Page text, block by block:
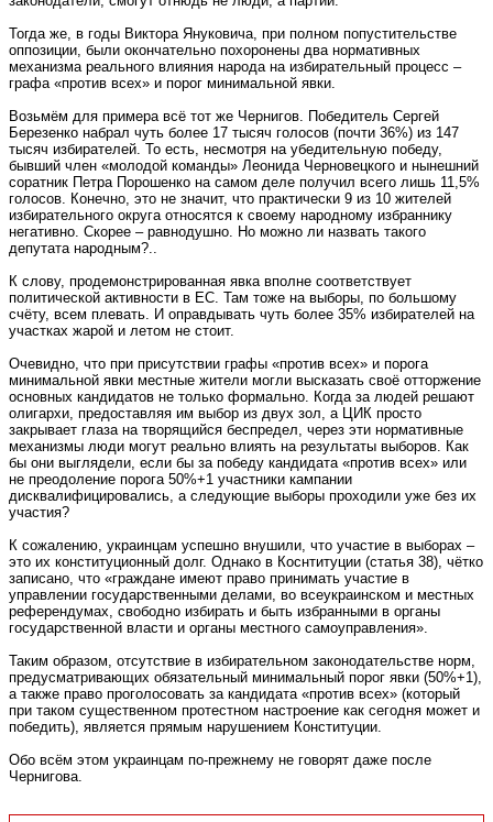
Тогда же, в годы Виктора Януковича, при полном попустительстве
оппозиции, были окончательно похоронены два нормативных
механизма реального влияния народа на избирательный процесс –
графа «против всех» и порог минимальной явки.
Возьмём для примера всё тот же Чернигов. Победитель Сергей
Березенко набрал чуть более 17 тысяч голосов (почти 36%) из 147
тысяч избирателей. То есть, несмотря на убедительную победу,
бывший член «молодой команды» Леонида Черновецкого и нынешний
соратник Петра Порошенко на самом деле получил всего лишь 11,5%
голосов. Конечно, это не значит, что практически 9 из 10 жителей
избирательного округа относятся к своему народному избраннику
негативно. Скорее – равнодушно. Но можно ли назвать такого
депутата народным?..
К слову, продемонстрированная явка вполне соответствует
политической активности в ЕС. Там тоже на выборы, по большому
счёту, всем плевать. И оправдывать чуть более 35% избирателей на
участках жарой и летом не стоит.
Очевидно, что при присутствии графы «против всех» и порога
минимальной явки местные жители могли высказать своё отторжение
основных кандидатов не только формально. Когда за людей решают
олигархи, предоставляя им выбор из двух зол, а ЦИК просто
закрывает глаза на творящийся беспредел, через эти нормативные
механизмы люди могут реально влиять на результаты выборов. Как
бы они выглядели, если бы за победу кандидата «против всех» или
не преодоление порога 50%+1 участники кампании
дисквалифицировались, а следующие выборы проходили уже без их
участия?
К сожалению, украинцам успешно внушили, что участие в выборах –
это их конституционный долг. Однако в Коснтитуции (статья 38), чётко
записано, что «граждане имеют право принимать участие в
управлении государственными делами, во всеукраинском и местных
референдумах, свободно избирать и быть избранными в органы
государственной власти и органы местного самоуправления».
Таким образом, отсутствие в избирательном законодательстве норм,
предусматривающих обязательный минимальный порог явки (50%+1),
а также право проголосовать за кандидата «против всех» (который
при таком существенном протестном настроение как сегодня может и
победить), является прямым нарушением Конституции.
Обо всём этом украинцам по-прежнему не говорят даже после
Чернигова.